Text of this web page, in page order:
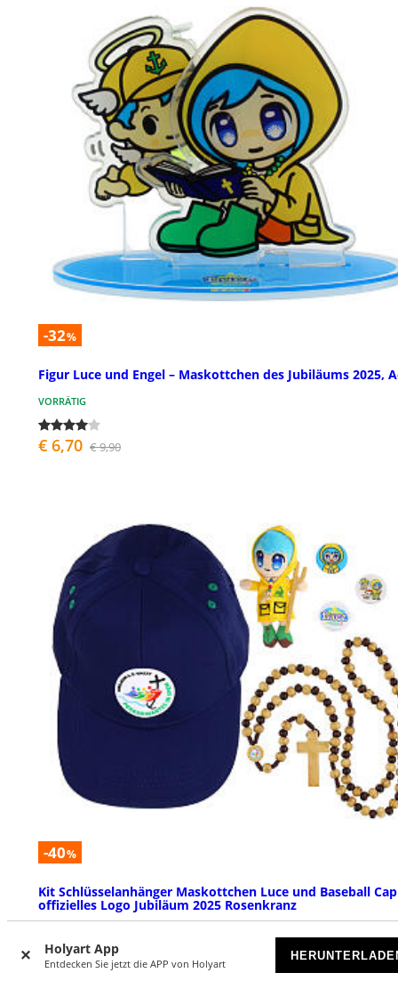
Holyart App
Entdecken Sie jetzt die APP von Holyart
-32%
Figur Luce und Engel – Maskottchen des Jubiläums 2025,
VORRÄTIG
€ 6,70 € 9,90
-40%
Kit Schlüsselanhänger Maskottchen Luce und Baseball Cap
offizielles Logo Jubiläum 2025 Rosenkranz